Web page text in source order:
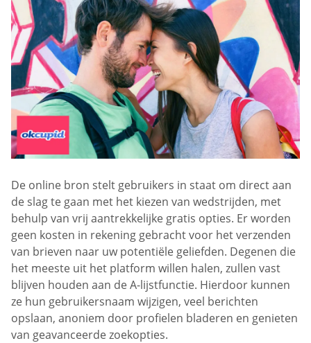
De online bron stelt gebruikers in staat om direct aan
de slag te gaan met het kiezen van wedstrijden, met
behulp van vrij aantrekkelijke gratis opties. Er worden
geen kosten in rekening gebracht voor het verzenden
van brieven naar uw potentiële geliefden. Degenen die
het meeste uit het platform willen halen, zullen vast
blijven houden aan de A-lijstfunctie. Hierdoor kunnen
ze hun gebruikersnaam wijzigen, veel berichten
opslaan, anoniem door profielen bladeren en genieten
van geavanceerde zoekopties.